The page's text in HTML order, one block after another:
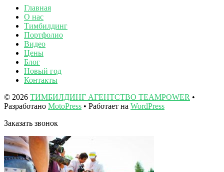
Главная
О нас
Тимбилдинг
Портфолио
Видео
Цены
Блог
Новый год
Контакты
© 2026 ТИМБИЛДИНГ АГЕНТСТВО TEAMPOWER •
Разработано MotoPress • Работает на WordPress
Заказать звонок